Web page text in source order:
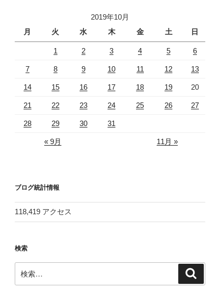
2019年10月
月
火 水 木 金 土 日
1 2 3 4 5 6
7 8 9 10 11 12 13
14 15 16 17 18 19 20
21 22 23 24 25 26 27
28 29 30 31
« 9月 11月 »
ブログ統計情報
118,419 アクセス
検索
索: